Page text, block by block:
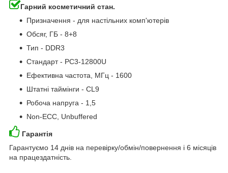
Гарний косметичний стан.
Призначення - для настільних комп'ютерів
Обсяг, ГБ - 8+8
Тип - DDR3
Стандарт - PC3-12800U
Ефективна частота, МГц - 1600
Штатні таймінги - CL9
Робоча напруга - 1,5
Non-ECC, Unbuffered
Гарантія
Гарантуємо 14 днів на перевірку/обмін/повернення і 6 місяців
на працездатність.